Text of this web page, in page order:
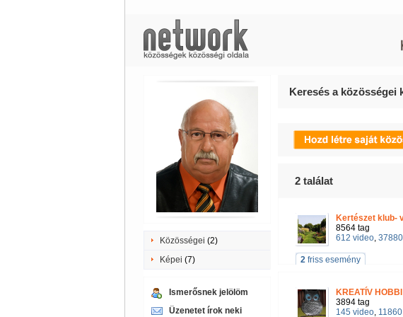
Közösségei (2)
Képei (7)
Ismerősnek jelölöm
Üzenetet írok neki
Keresés a közösségei
2találat
Kertészet klub-
8564 tag
612 video,
2friss esemény
KREATÍV HOBBI
3894 tag
145 video,